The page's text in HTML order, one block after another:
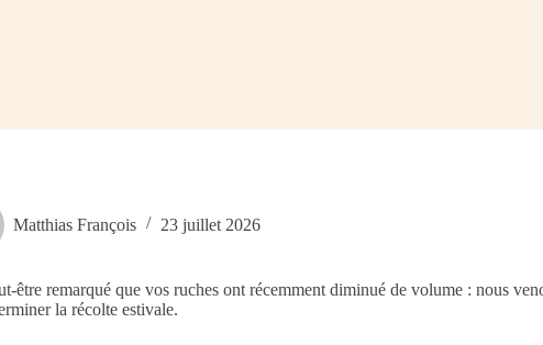
Matthias François 23 juillet 2026
être remarqué que vos ruches ont récemment diminué de volume : nous
la récolte estivale.